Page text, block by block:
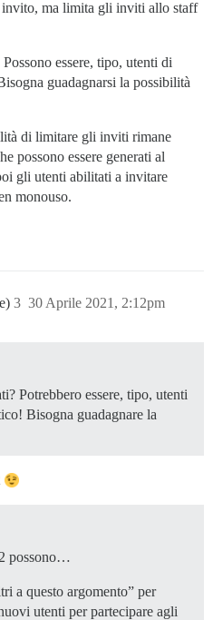
invito, ma limita gli inviti allo staff
essere, tipo, utenti di
guadagnarsi la possibilità
di limitare gli inviti rimane
possono essere generati al
gli utenti abilitati a invitare
monouso.
30 Aprile 2021, 2:12pm
3
Potrebbero essere, tipo, utenti
Bisogna guadagnare la
possono…
a questo argomento” per
utenti per partecipare agli